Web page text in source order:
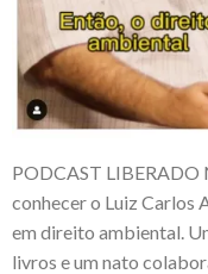
PODCAST LIBERADO
conhecer o Luiz Carlos
em direito ambiental.
livros e um nato